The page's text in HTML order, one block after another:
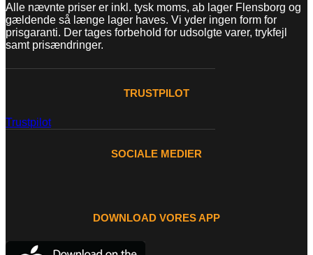
Alle nævnte priser er inkl. tysk moms, ab lager Flensborg og
gældende så længe lager haves. Vi yder ingen form for
prisgaranti. Der tages forbehold for udsolgte varer, trykfejl
samt prisændringer.
TRUSTPILOT
Trustpilot
SOCIALE MEDIER
DOWNLOAD VORES APP